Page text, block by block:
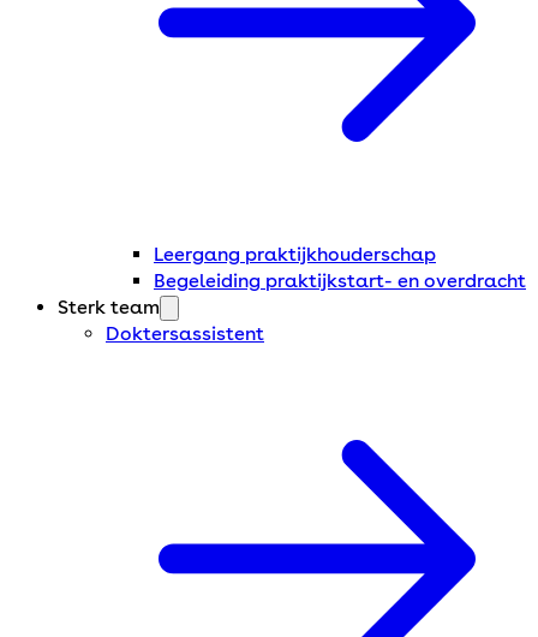
Leergang praktijkhouderschap
Begeleiding praktijkstart- en overdracht
Sterk team
Doktersassistent